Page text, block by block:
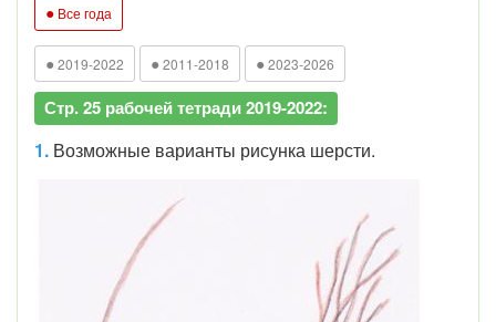
● Все года
● 2019-2022 ● 2011-2018 ● 2023-2026
Стр. 25 рабочей тетради 2019-2022:
1. Возможные варианты рисунка шерсти.